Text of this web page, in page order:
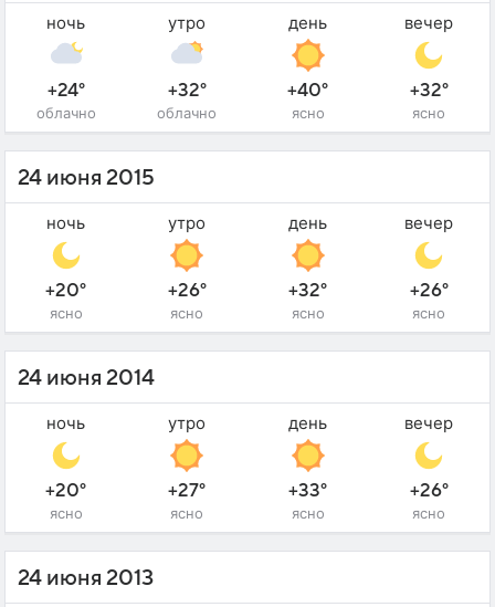
ночь
+24°
облачно
утро
+32°
облачно
день
+40°
ясно
вечер
+32°
ясно
24 июня 2015
ночь
+20°
ясно
утро
+26°
ясно
день
+32°
ясно
вечер
+26°
ясно
24 июня 2014
ночь
+20°
ясно
утро
+27°
ясно
день
+33°
ясно
вечер
+26°
ясно
24 июня 2013